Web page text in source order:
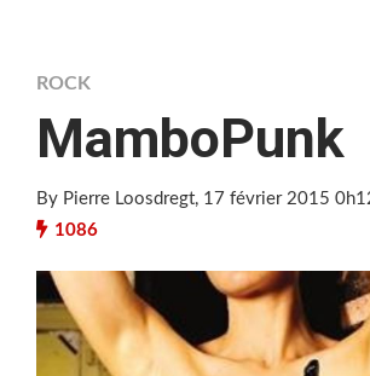
ROCK
MamboPunk
By Pierre Loosdregt, 17 février 2015
1086